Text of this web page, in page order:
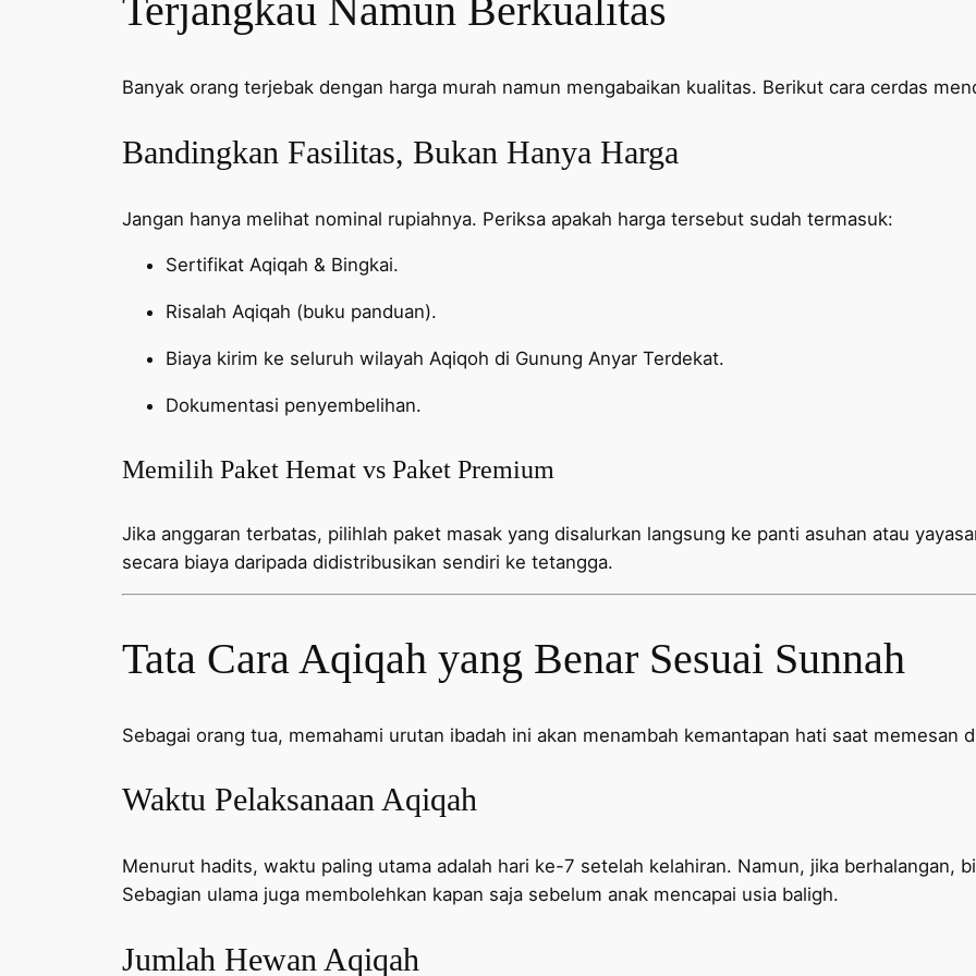
Terjangkau Namun Berkualitas
Banyak orang terjebak dengan harga murah namun mengabaikan kualitas. Berikut cara cerdas
Bandingkan Fasilitas, Bukan Hanya Harga
Jangan hanya melihat nominal rupiahnya. Periksa apakah harga tersebut sudah termasuk:
Sertifikat Aqiqah & Bingkai.
Risalah Aqiqah (buku panduan).
Biaya kirim ke seluruh wilayah Aqiqoh di Gunung Anyar Terdekat.
Dokumentasi penyembelihan.
Memilih Paket Hemat vs Paket Premium
Jika anggaran terbatas, pilihlah paket masak yang disalurkan langsung ke panti asuhan atau
secara biaya daripada didistribusikan sendiri ke tetangga.
Tata Cara Aqiqah yang Benar Sesuai Sunnah
Sebagai orang tua, memahami urutan ibadah ini akan menambah kemantapan hati saat memesan
Waktu Pelaksanaan Aqiqah
Menurut hadits, waktu paling utama adalah hari ke-7 setelah kelahiran. Namun, jika berhalangan,
Sebagian ulama juga membolehkan kapan saja sebelum anak mencapai usia baligh.
Jumlah Hewan Aqiqah